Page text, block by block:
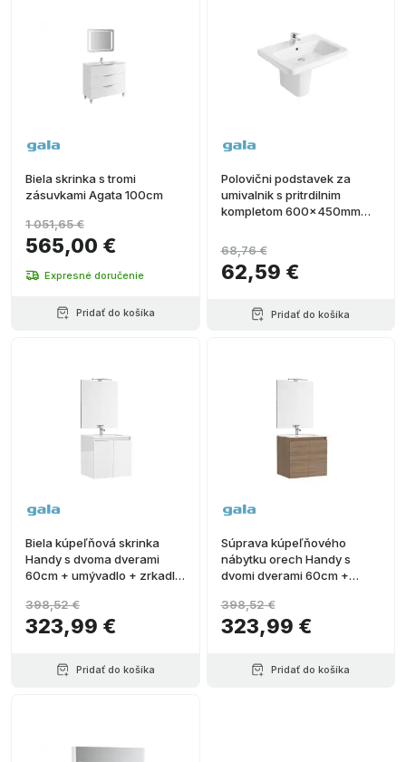
Biela skrinka s tromi
zásuvkami Agata 100cm
565,00 €
1 051,65 €
Expresné doručenie
Pridať do košíka
Polovični podstavek za
umivalnik s pritrdilnim
kompletom 600x450mm
62,59 €
68,76 €
Pridať do košíka
Biela kúpeľňová skrinka
Handy s dvoma dverami
60cm + umývadlo + zrkadlo
323,99 €
398,52 €
Pridať do košíka
Súprava kúpeľňového
nábytku orech Handy s
dvomi dverami 60cm +
osvetlenie
323,99 €
398,52 €
Pridať do košíka